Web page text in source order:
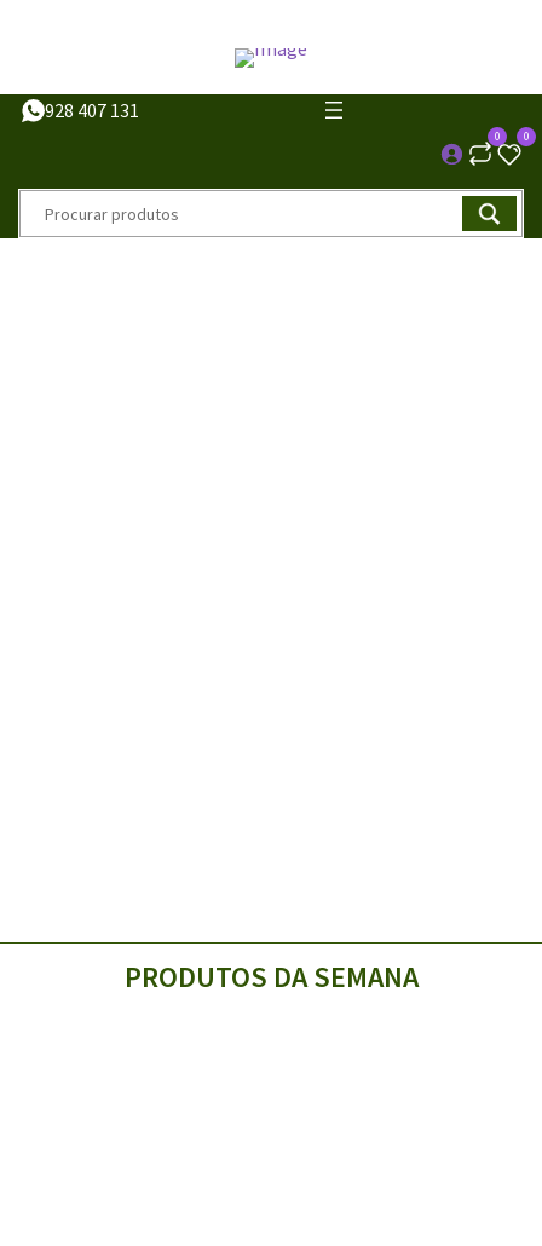
928 407 131
0 0
PRODUTOS DA SEMANA